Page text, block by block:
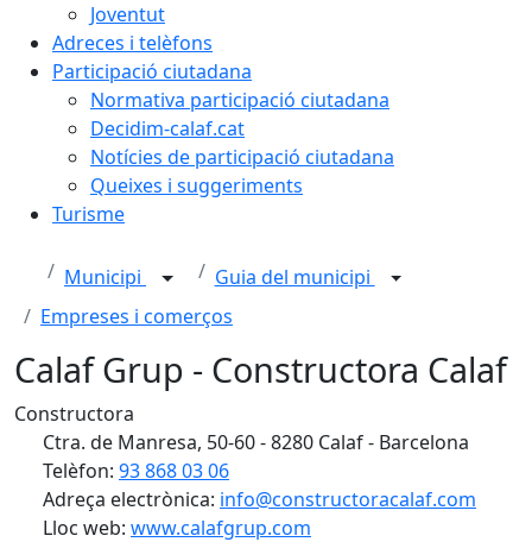
Joventut
Adreces i telèfons
Participació ciutadana
Normativa participació ciutadana
Decidim-calaf.cat
Notícies de participació ciutadana
Queixes i suggeriments
Turisme
Municipi
Guia del municipi
Empreses i comerços
Calaf Grup - Constructora Calaf
Constructora
Ctra. de Manresa, 50-60 - 8280 Calaf - Barcelona
Telèfon: 93 868 03 06
Adreça electrònica: info@constructoracalaf.com
Lloc web: www.calafgrup.com